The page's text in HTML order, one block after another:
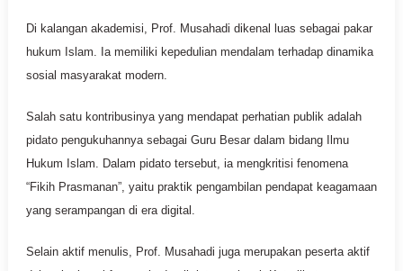
Di kalangan akademisi, Prof. Musahadi dikenal luas sebagai pakar
hukum Islam. Ia memiliki kepedulian mendalam terhadap dinamika
sosial masyarakat modern.
Salah satu kontribusinya yang mendapat perhatian publik adalah
pidato pengukuhannya sebagai Guru Besar dalam bidang Ilmu
Hukum Islam. Dalam pidato tersebut, ia mengkritisi fenomena
“Fikih Prasmanan”, yaitu praktik pengambilan pendapat keagamaan
yang serampangan di era digital.
Selain aktif menulis, Prof. Musahadi juga merupakan peserta aktif